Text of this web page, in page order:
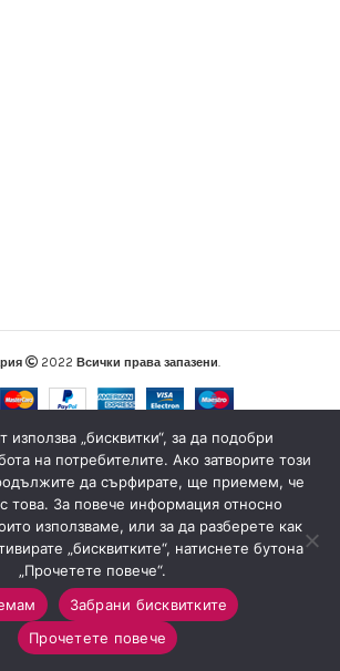
2022 Всички права запазени.
Любими
0
Количка
използва „бисквитки“, за да подобри
на потребителите. Ако затворите този
да сърфирате, ще приемем, че
това. За повече информация относно
използваме, или за да разберете как
„бисквитките“, натиснете бутона
„Прочетете повече“.
Забрани бисквитките
Прочетете повече